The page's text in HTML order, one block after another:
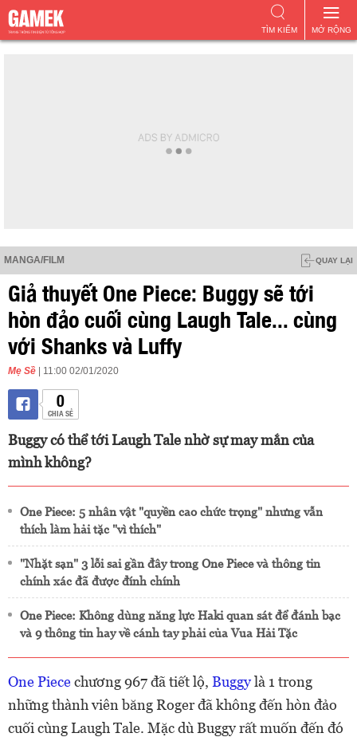
MỞ RỘNG
TÌM KIẾM
MANGA/FILM QUAY LẠI
Giả thuyết One Piece: Buggy sẽ tới
hòn đảo cuối cùng Laugh Tale... cùng
với Shanks và Luffy
Mẹ Sề | 11:00 02/01/2020
0
CHIA SẺ
Buggy có thể tới Laugh Tale nhờ sự may mắn của
mình không?
One Piece: 5 nhân vật "quyền cao chức trọng" nhưng vẫn
thích làm hải tặc "vì thích"
"Nhặt sạn" 3 lỗi sai gần đây trong One Piece và thông tin
chính xác đã được đính chính
One Piece: Không dùng năng lực Haki quan sát để đánh bạc
và 9 thông tin hay về cánh tay phải của Vua Hải Tặc
One Piecechương 967 đã tiết lộ, Buggylà 1 trong
những thành viên băng Roger đã không đến hòn đảo
cuối cùng Laugh Tale. Mặc dù Buggy rất muốn đến đó